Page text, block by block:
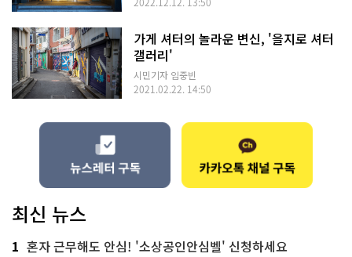
가게 셔터의 놀라운 변신, '을지로 셔터
갤러리'
시민기자 임중빈
2021.02.22. 14:50
최신 뉴스
1 혼자 근무해도 안심! '소상공인안심벨' 신청하세요